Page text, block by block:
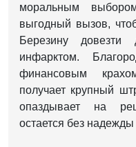
моральным
выгодный вызов,
Березину
инфарктом.
финансовым
получает крупный
опаздывает на
остается без надежды